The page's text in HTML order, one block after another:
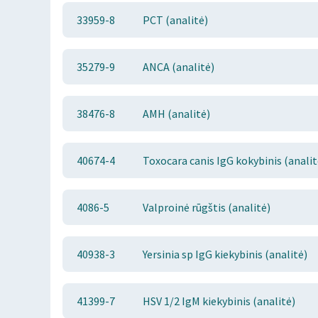
33959-8 PCT (analitė)
35279-9 ANCA (analitė)
38476-8 AMH (analitė)
40674-4 Toxocara canis IgG kokybinis
4086-5 Valproinė rūgštis (analitė)
40938-3 Yersinia sp IgG kiekybinis (analitė)
41399-7 HSV 1/2 IgM kiekybinis (analitė)